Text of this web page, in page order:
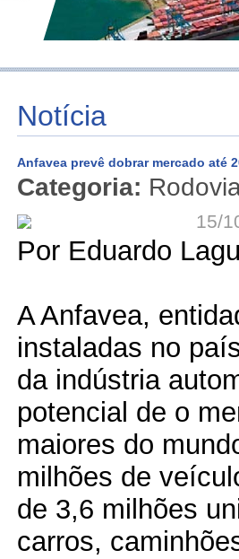
Notícia
Anfavea prevê dobrar mercado até
Categoria:
15/
Por Eduardo
A Anfavea,
instaladas no
da indústria
potencial de o
maiores do
milhões de
de 3,6 milhões
carros,